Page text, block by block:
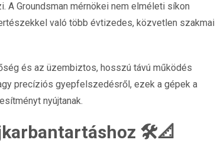
Groundsman mérnökei nem elméleti síkon
való több évtizedes, közvetlen szakmai
és az üzembiztos, hosszú távú működés
precíziós gyepfelszedésről, ezek a gépek a
nyújtanak.
🛠️📐